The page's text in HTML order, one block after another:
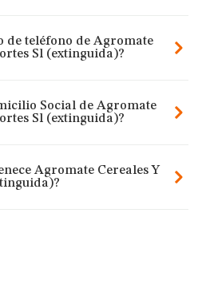
de teléfono de Agromate
Sl (extinguida)?
Social de Agromate
Sl (extinguida)?
Agromate Cereales Y